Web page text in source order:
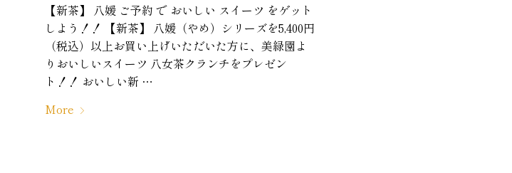
【新茶】 八媛 ご予約 で おいしい スイーツ をゲット
しよう！！ 【新茶】 八媛（やめ）シリーズを5,400円
（税込）以上お買い上げいただいた方に、美緑園よ
りおいしいスイーツ 八女茶クランチをプレゼン
ト！！ おいしい新 …
More